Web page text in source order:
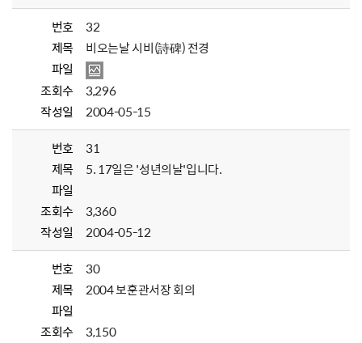
번호
32
제목
비오는날 시비(詩碑) 전경
파일
조회수
3,296
작성일
2004-05-15
번호
31
제목
5. 17일은 '성년의날'입니다.
파일
조회수
3,360
작성일
2004-05-12
번호
30
제목
2004 보훈관서장 회의
파일
조회수
3,150